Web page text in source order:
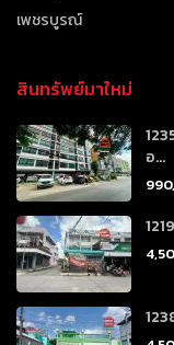
เพชรบูรณ์
สินทรัพย์มาใหม่
อ...